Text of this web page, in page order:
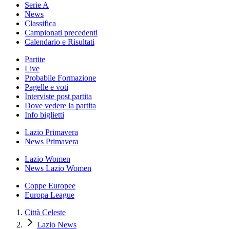
Serie A
News
Classifica
Campionati precedenti
Calendario e Risultati
Partite
Live
Probabile Formazione
Pagelle e voti
Interviste post partita
Dove vedere la partita
Info biglietti
Lazio Primavera
News Primavera
Lazio Women
News Lazio Women
Coppe Europee
Europa League
Città Celeste
Lazio News